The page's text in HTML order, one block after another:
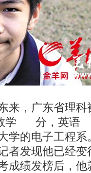
，广东省理科
学 分，英语
学的电子工程系
发现他已经变
成绩发榜后，